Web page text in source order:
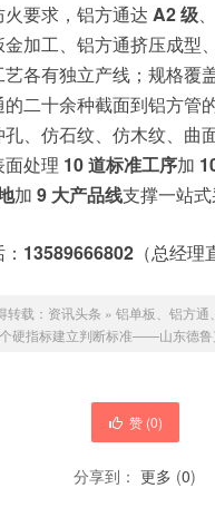
要求，铝方通达 A2 级
加工、铝方通挤压成型
艺各有独立产线；规格覆
二十余种截面到铝方管
、仿石纹、仿木纹、曲
处理 10 道标准工序加
加 9 大产品线支撑一站式
13589666802 （总经理
转载： 资讯头条 » 铝单板、铝方通
硬指标建立判断标准——山东德鲁
赞 (0)
分享到： 更多 (0)